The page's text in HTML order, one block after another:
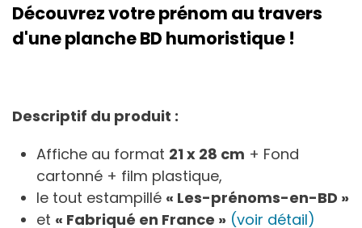
Découvrez votre prénom au travers
d'une planche BD humoristique !
Descriptif du produit :
Affiche au format 21 x 28 cm + Fond
cartonné + film plastique,
le tout estampillé « Les-prénoms-en-BD »
et « Fabriqué en France » (voir détail)